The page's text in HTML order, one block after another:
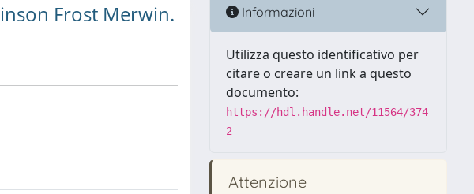
Frost Merwin. Informazioni
Utilizza questo identificativo per
citare o creare un link a questo
documento:
https://hdl.handle.net/11564/374
2
Attenzione